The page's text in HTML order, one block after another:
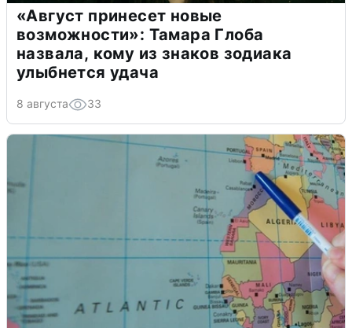
«Август принесет новые
возможности»: Тамара Глоба
назвала, кому из знаков зодиака
улыбнется удача
8 августа 33